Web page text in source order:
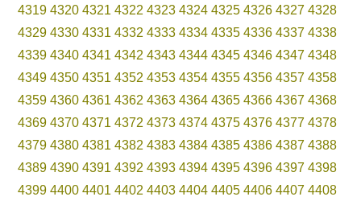
4319 4320 4321 4322 4323 4324 4325 4326 4327 4328
4329 4330 4331 4332 4333 4334 4335 4336 4337 4338
4339 4340 4341 4342 4343 4344 4345 4346 4347 4348
4349 4350 4351 4352 4353 4354 4355 4356 4357 4358
4359 4360 4361 4362 4363 4364 4365 4366 4367 4368
4369 4370 4371 4372 4373 4374 4375 4376 4377 4378
4379 4380 4381 4382 4383 4384 4385 4386 4387 4388
4389 4390 4391 4392 4393 4394 4395 4396 4397 4398
4399 4400 4401 4402 4403 4404 4405 4406 4407 4408